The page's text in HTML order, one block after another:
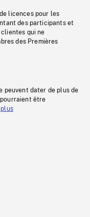
licences pour les
des participants et
qui ne
des Premières
peuvent dater de plus de
pourraient être
plus